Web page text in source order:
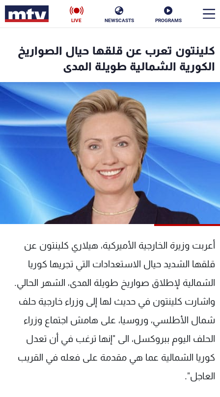
PROGRAMS
NEWSCASTS
LIVE
كلينتون تعرب عن قلقها حيال الصواريخ
الكورية الشمالية طويلة المدى
أعربت وزيرة الخارجية الأميركية، هيلاري كلينتون عن
قلقها الشديد حيال الاستعدادات التي تجريها كوريا
الشمالية لإطلاق صواريخ طويلة المدى، الشهر الحالي.
واشارت كلينتون في حديث لها إلى وزراء خارجية حلف
شمال الأطلسي، وروسيا، على هامش اجتماع وزراء
الحلف اليوم ببروكسل، الى "إنها ترغب في أن تعدل
كوريا الشمالية عما هي مقدمة على فعله في القريب
العاجل".
الأخبار
ناس
إقتصاد فن
منوعات رياضة
كأس العالم
البرامج
جدول البرامج
الترددات
الإنـتـاج
لاعلاناتكم
تواصل معنا
شروط الإسـتخدام
سياسة الخصوصية